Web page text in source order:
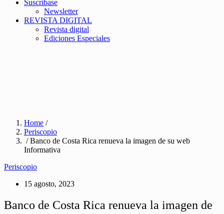
Suscríbase
Newsletter
REVISTA DIGITAL
Revista digital
Ediciones Especiales
Home /
Periscopio
/ Banco de Costa Rica renueva la imagen de su web
Informativa
Periscopio
15 agosto, 2023
Banco de Costa Rica renueva la imagen de